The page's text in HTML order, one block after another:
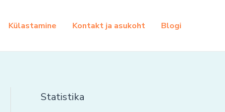
Külastamine Kontakt ja asukoht Blogi
Statistika